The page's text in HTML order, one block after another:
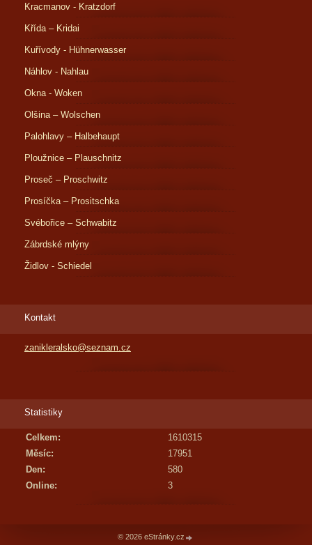
Kracmanov - Kratzdorf
Křída – Kridai
Kuřívody - Hühnerwasser
Náhlov - Nahlau
Okna - Woken
Olšina – Wolschen
Palohlavy – Halbehaupt
Ploužnice – Plauschnitz
Proseč – Proschwitz
Prosíčka – Prositschka
Svébořice – Schwabitz
Zábrdské mlýny
Židlov - Schiedel
Kontakt
zanikleralsko@seznam.cz
Statistiky
Online: 3
Celkem:
1610315
Měsíc:
17951
Den:
580
© 2026 eStránky.cz